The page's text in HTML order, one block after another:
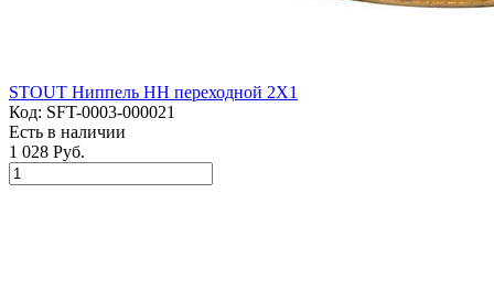
STOUT Ниппель НН переходной 2X1
Код: SFT-0003-000021
Есть в наличии
1 028 Руб.